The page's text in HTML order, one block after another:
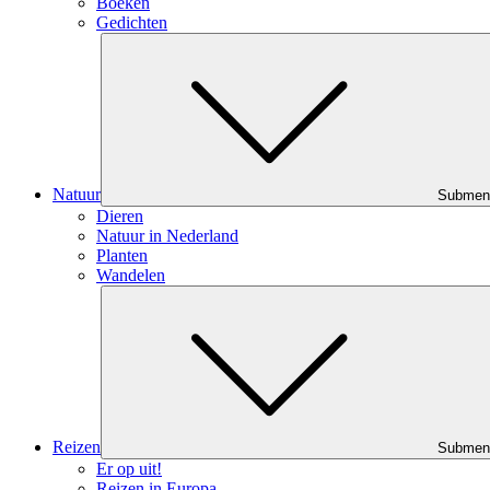
Gedichten
Natuur
Dieren
Natuur in Nederland
Planten
Wandelen
Reizen
Er op uit!